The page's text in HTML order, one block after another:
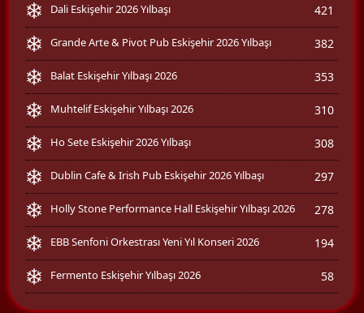
Dali Eskişehir 2026 Yılbaşı 421
Grande Arte & Pivot Pub Eskişehir 2026 Yılbaşı 382
Balat Eskişehir Yılbaşı 2026 353
Muhtelif Eskişehir Yılbaşı 2026 310
Ho Sete Eskişehir 2026 Yılbaşı 308
Dublin Cafe & Irish Pub Eskişehir 2026 Yılbaşı 297
Holly Stone Performance Hall Eskişehir Yılbaşı 2026 278
EBB Senfoni Orkestrası Yeni Yıl Konseri 2026 194
Fermento Eskişehir Yılbaşı 2026 58